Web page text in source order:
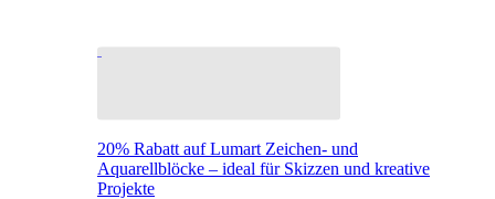
20% Rabatt auf Lumart Zeichen- und
Aquarellblöcke – ideal für Skizzen und kreative
Projekte